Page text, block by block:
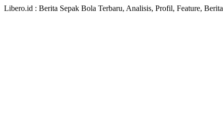
Libero.id : Berita Sepak Bola Terbaru, Analisis, Profil, Feature,